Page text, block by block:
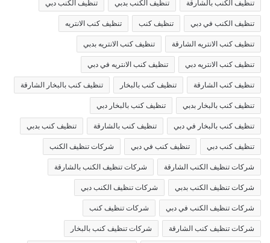
تنظيف الكنب بالشارقة تنظيف الكنب بدبي تنظيف الكنب دبي
تنظيف الكنب في دبي تنظيف كنب تنظيف كنب الانتريه
تنظيف كنب الانتريه الشارقة تنظيف كنب الانتريه بدبي
تنظيف كنب الانتريه دبي تنظيف كنب الانتريه في دبي
تنظيف كنب الشارقة تنظيف كنب بالبخار تنظيف كنب بالبخار الشارقة
تنظيف كنب بالبخار بدبي تنظيف كنب بالبخار دبي
تنظيف كنب بالبخار في دبي تنظيف كنب بالشارقة تنظيف كنب بدبي
تنظيف كنب دبي تنظيف كنب في دبي شركات تنظيف الكنب
شركات تنظيف الكنب الشارقة شركات تنظيف الكنب بالشارقة
شركات تنظيف الكنب بدبي شركات تنظيف الكنب دبي
شركات تنظيف الكنب في دبي شركات تنظيف كنب
شركات تنظيف كنب الشارقة شركات تنظيف كنب بالبخار